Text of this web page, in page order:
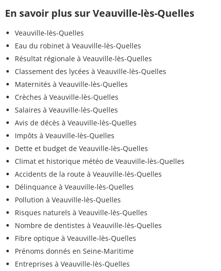
En savoir plus sur Veauville-lès-Quelles
Veauville-lès-Quelles
Eau du robinet à Veauville-lès-Quelles
Résultat régionale à Veauville-lès-Quelles
Classement des lycées à Veauville-lès-Quelles
Maternités à Veauville-lès-Quelles
Crèches à Veauville-lès-Quelles
Salaires à Veauville-lès-Quelles
Avis de décès à Veauville-lès-Quelles
Impôts à Veauville-lès-Quelles
Dette et budget de Veauville-lès-Quelles
Climat et historique météo de Veauville-lès-Quelles
Accidents de la route à Veauville-lès-Quelles
Délinquance à Veauville-lès-Quelles
Pollution à Veauville-lès-Quelles
Risques naturels à Veauville-lès-Quelles
Nombre de dentistes à Veauville-lès-Quelles
Fibre optique à Veauville-lès-Quelles
Prénoms donnés en Seine-Maritime
Entreprises à Veauville-lès-Quelles